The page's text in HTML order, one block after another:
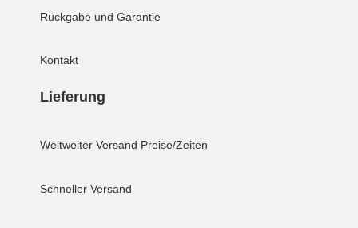
Rückgabe und Garantie
Kontakt
Lieferung
Weltweiter Versand Preise/Zeiten
Schneller Versand